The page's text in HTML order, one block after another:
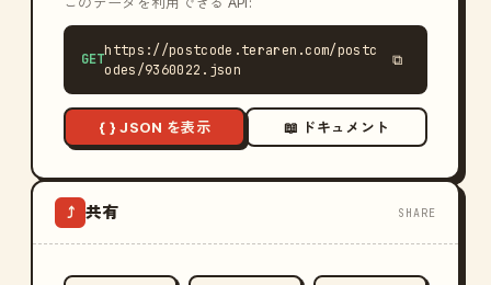
GET
https://postcode.teraren.com/postc
odes/9360022.json
⧉
{ } JSON を表示 📖 ドキュメント
⤴ 共有 SHARE